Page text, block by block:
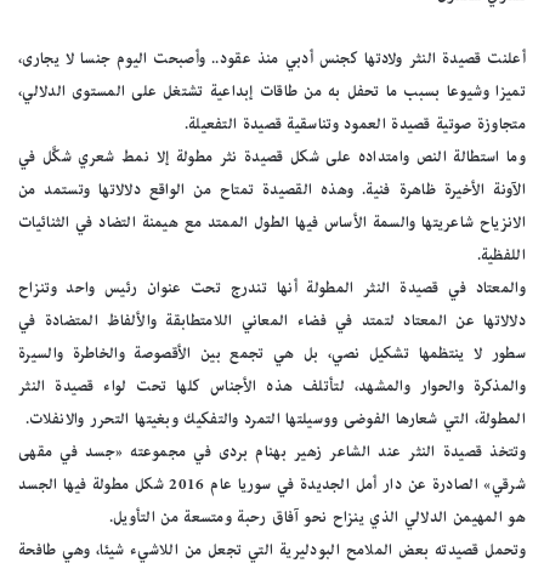
أعلنت قصيدة النثر ولادتها كجنس أدبي منذ عقود.. وأصبحت اليوم جنسا لا يجارى،
تميزا وشيوعا بسبب ما تحفل به من طاقات إبداعية تشتغل على المستوى الدلالي،
متجاوزة صوتية قصيدة العمود وتناسقية قصيدة التفعيلة.
وما استطالة النص وامتداده على شكل قصيدة نثر مطولة إلا نمط شعري شكَّل في
الآونة الأخيرة ظاهرة فنية. وهذه القصيدة تمتاح من الواقع دلالاتها وتستمد من
الانزياح شاعريتها والسمة الأساس فيها الطول الممتد مع هيمنة التضاد في الثنائيات
اللفظية.
والمعتاد في قصيدة النثر المطولة أنها تندرج تحت عنوان رئيس واحد وتنزاح
دلالاتها عن المعتاد لتمتد في فضاء المعاني اللامتطابقة والألفاظ المتضادة في
سطور لا ينتظمها تشكيل نصي، بل هي تجمع بين الأقصوصة والخاطرة والسيرة
والمذكرة والحوار والمشهد، لتأتلف هذه الأجناس كلها تحت لواء قصيدة النثر
المطولة، التي شعارها الفوضى ووسيلتها التمرد والتفكيك وبغيتها التحرر والانفلات.
وتتخذ قصيدة النثر عند الشاعر زهير بهنام بردى في مجموعته «جسد في مقهى
شرقي» الصادرة عن دار أمل الجديدة في سوريا عام 2016 شكل مطولة فيها الجسد
هو المهيمن الدلالي الذي ينزاح نحو آفاق رحبة ومتسعة من التأويل.
وتحمل قصيدته بعض الملامح البودليرية التي تجعل من اللاشيء شيئا، وهي طافحة